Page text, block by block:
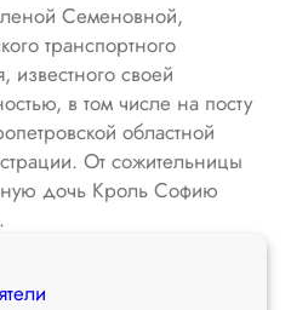
Семеновной,
транспортного
своей
в том числе на посту
областной
От сожительницы
дочь Кроль Софию